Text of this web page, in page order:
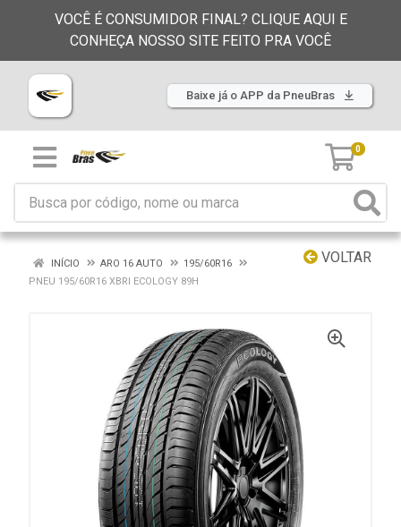
VOCÊ É CONSUMIDOR FINAL? CLIQUE AQUI E
CONHEÇA NOSSO SITE FEITO PRA VOCÊ
Baixe já o APP da PneuBras
0
VOLTAR
INÍCIO ARO 16 AUTO
195/60R16
PNEU 195/60R16 XBRI ECOLOGY 89H